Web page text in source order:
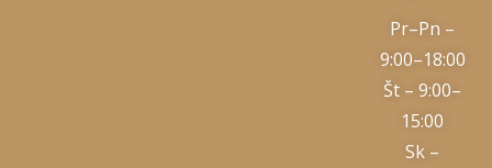
Pr–Pn –
9:00–18:00
Št – 9:00–
15:00
Sk –